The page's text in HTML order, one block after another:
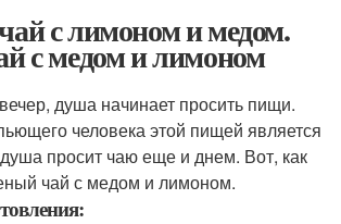
с лимоном и медом.
с медом и лимоном
душа начинает просить пищи.
человека этой пищей является
просит чаю еще и днем. Вот, как
чай с медом и лимоном.